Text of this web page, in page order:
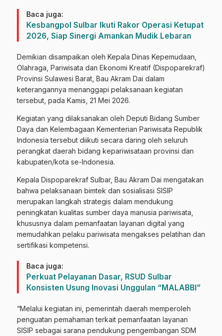
Baca juga:
Kesbangpol Sulbar Ikuti Rakor Operasi Ketupat
2026, Siap Sinergi Amankan Mudik Lebaran
Demikian disampaikan oleh Kepala Dinas Kepemudaan,
Olahraga, Pariwisata dan Ekonomi Kreatif (Dispoparekraf)
Provinsi Sulawesi Barat, Bau Akram Dai dalam
keterangannya menanggapi pelaksanaan kegiatan
tersebut, pada Kamis, 21 Mei 2026.
Kegiatan yang dilaksanakan oleh Deputi Bidang Sumber
Daya dan Kelembagaan Kementerian Pariwisata Republik
Indonesia tersebut diikuti secara daring oleh seluruh
perangkat daerah bidang kepariwisataan provinsi dan
kabupaten/kota se-Indonesia.
Kepala Dispoparekraf Sulbar, Bau Akram Dai mengatakan
bahwa pelaksanaan bimtek dan sosialisasi SISIP
merupakan langkah strategis dalam mendukung
peningkatan kualitas sumber daya manusia pariwisata,
khususnya dalam pemanfaatan layanan digital yang
memudahkan pelaku pariwisata mengakses pelatihan dan
sertifikasi kompetensi.
Baca juga:
Perkuat Pelayanan Dasar, RSUD Sulbar
Konsisten Usung Inovasi Unggulan “MALABBI”
“Melalui kegiatan ini, pemerintah daerah memperoleh
penguatan pemahaman terkait pemanfaatan layanan
SISIP sebagai sarana pendukung pengembangan SDM